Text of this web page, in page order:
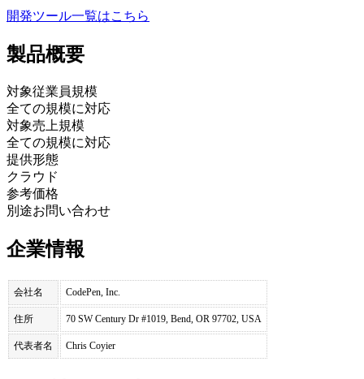
開発ツール一覧はこちら
製品概要
対象従業員規模
全ての規模に対応
対象売上規模
全ての規模に対応
提供形態
クラウド
参考価格
別途お問い合わせ
企業情報
会社名 CodePen, Inc.
住所 70 SW Century Dr #1019, Bend, OR 97702, USA
代表者名 Chris Coyier